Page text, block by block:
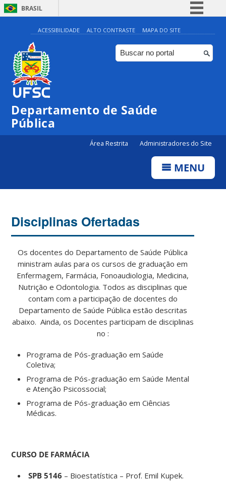
BRASIL
Simplifique!
Comunica BR
Participe
Canais
ACESSIBILIDADE ALTO CONTRASTE MAPA DO SITE
Departamento de Saúde
Pública
Área Restrita Administradores do Site
MENU
Disciplinas Ofertadas
Os docentes do Departamento de Saúde Pública
ministram aulas para os cursos de graduação em
Enfermagem, Farmácia, Fonoaudiologia, Medicina,
Nutrição e Odontologia. Todos as disciplinas que
contam com a participação de docentes do
Departamento de Saúde Pública estão descritas
abaixo. Ainda, os Docentes participam de disciplinas
no :
Programa de Pós-graduação em Saúde
Coletiva;
Programa de Pós-graduação em Saúde Mental
e Atenção Psicossocial;
Programa de Pós-graduação em Ciências
Médicas.
CURSO DE FARMÁCIA
SPB 5146 – Bioestatística – Prof. Emil Kupek.